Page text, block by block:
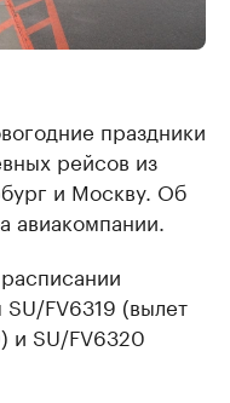
праздники
рейсов из
и Москву. Об
авиакомпании.
FV6319 (вылет
и SU/FV6320